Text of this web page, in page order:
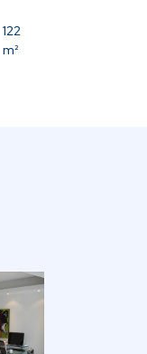
122
m²